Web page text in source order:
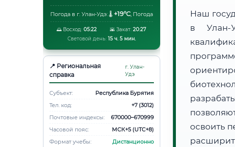
Погода в г. Улан-Удэ: 🌡️ +19°C, Погода
🌅 Восход: 05:22 🌇 Закат: 20:27
Световой день: 15 ч. 5 мин.
📍 Региональная
справка
г. Улан-
Удэ
Субъект:
Республика Бурятия
Тел. код:
+7 (3012)
Почтовые индексы:
670000–670999
Часовой пояс:
МСК+5 (UTC+8)
Формат учебы:
Дистанционно
Наш
в Улан-
освоить